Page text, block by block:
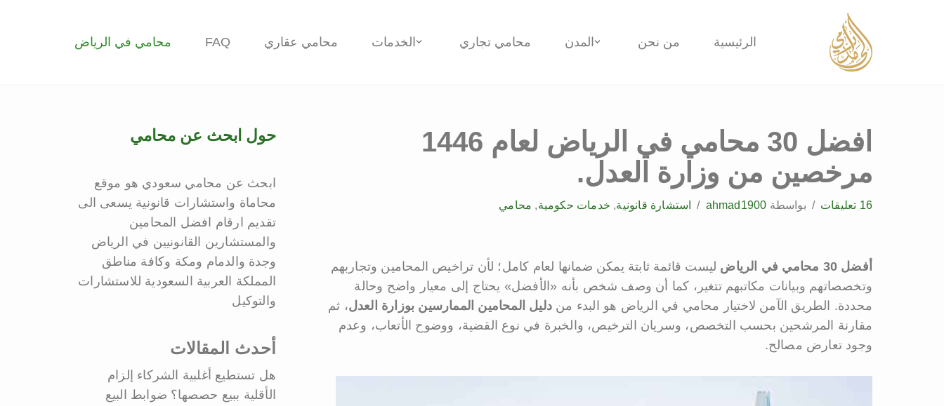
الرئيسية من نحن المدن محامي تجاري الخدمات محامي عقاري FAQ محامي في الرياض
افضل 30 محامي في الرياض لعام 1446
مرخصين من وزارة العدل.
16 تعليقات بواسطة ahmad1900 استشارة قانونية خدمات حكومية محامي
أفضل 30 محامي في الرياض
ليست قائمة ثابتة يمكن ضمانها لعام كامل؛ لأن تراخيص المحامين وتجاربهم
وتخصصاتهم وبيانات مكاتبهم تتغير، كما أن وصف شخص بأنه «الأفضل» يحتاج إلى معيار واضح وحالة
محددة. الطريق الآمن لاختيار محامي في الرياض هو البدء مندليل المحامين الممارسين بوزارة العدل، ثم
مقارنة المرشحين بحسب التخصص، وسريان الترخيص، والخبرة في نوع القضية، ووضوح الأتعاب، وعدم
وجود تعارض مصالح.
حول ابحث عن محامي
ابحث عن محامي سعودي هو موقع
محاماة واستشارات قانونية يسعى الى
تقديم ارقام افضل المحامين
والمستشارين القانونيين في الرياض
وجدة والدمام ومكة وكافة مناطق
المملكة العربية السعودية للاستشارات
والتوكيل
أحدث المقالات
هل تستطيع أغلبية الشركاء إلزام
الأقلية ببيع حصصها؟ ضوابط البيع